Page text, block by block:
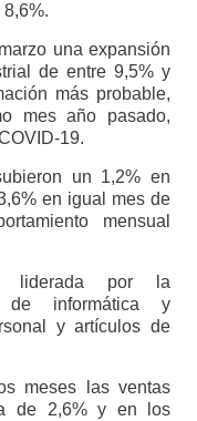
una expansión
de entre 9,5% y
más probable,
mes año pasado,
19.
un 1,2% en
en igual mes de
mensual
liderada por la
de informática y
y artículos de
meses las ventas
de 2,6% y en los